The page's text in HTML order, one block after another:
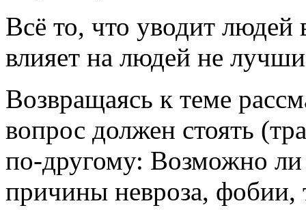
Всё то, что уводит людей
влияет на людей не
Возвращаясь к теме
вопрос должен стоять
по-другому: Возможно ли
причины невроза, фобии,